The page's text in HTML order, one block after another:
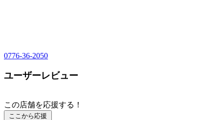
0776-36-2050
ユーザーレビュー
この店舗を応援する！
ここから応援